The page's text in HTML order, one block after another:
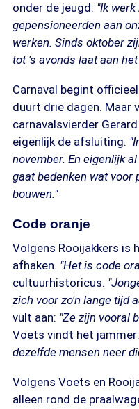
onder de jeugd: "Ik
gepensioneerden aan
werken. Sinds oktober
tot 's avonds laat aan
Carnaval begint
duurt drie dagen. Maar
carnavalsvierder
eigenlijk de afsluiting.
november. En eigenlijk
gaat bedenken wat voor
bouwen."
Code oranje
Volgens Rooijakkers is
afhaken. "Het is code
cultuurhistoricus.
zich voor zo'n lange tijd
vult aan: "Ze zijn vooral
Voets vindt het jammer:
dezelfde mensen neer
Volgens Voets en
alleen rond de